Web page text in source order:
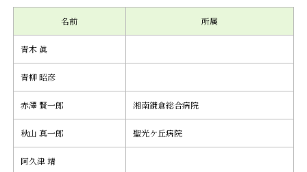
名前 所属
青木 眞
青柳 昭彦
赤澤 賢一郎 湘南鎌倉総合病院
秋山 真一郎 聖光ケ丘病院
阿久津 靖